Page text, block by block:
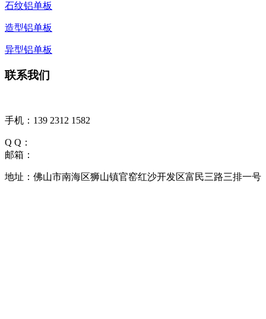
石纹铝单板
造型铝单板
异型铝单板
联系我们
手机：139 2312 1582
Q Q：
邮箱：
地址：佛山市南海区狮山镇官窑红沙开发区富民三路三排一号